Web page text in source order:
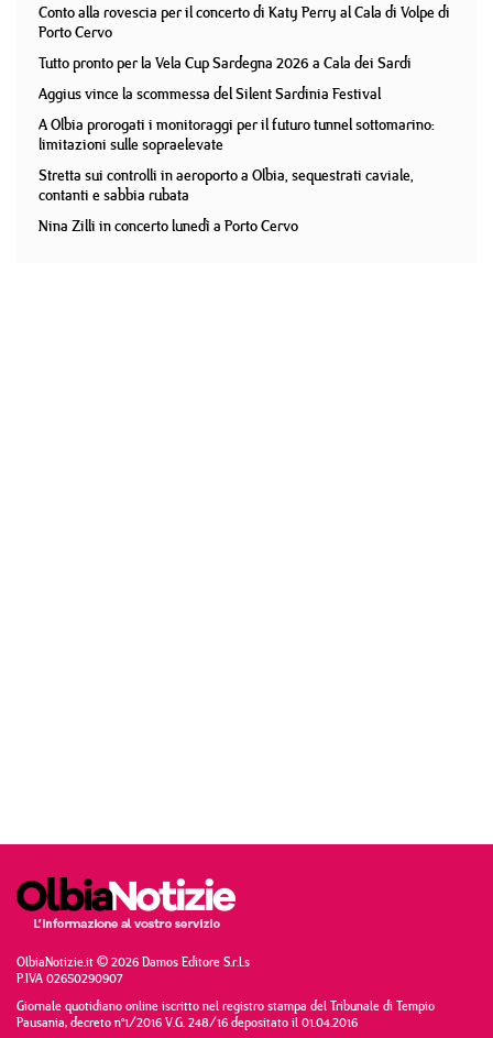
Conto alla rovescia per il concerto di Katy Perry al Cala di Volpe di
Porto Cervo
Tutto pronto per la Vela Cup Sardegna 2026 a Cala dei Sardi
Aggius vince la scommessa del Silent Sardinia Festival
A Olbia prorogati i monitoraggi per il futuro tunnel sottomarino:
limitazioni sulle sopraelevate
Stretta sui controlli in aeroporto a Olbia, sequestrati caviale,
contanti e sabbia rubata
Nina Zilli in concerto lunedì a Porto Cervo
OlbiaNotizie.it © 2026 Damos Editore S.r.l.s
P.IVA 02650290907
Giornale quotidiano online iscritto nel registro stampa del Tribunale di Tempio
Pausania, decreto n°1/2016 V.G. 248/16 depositato il 01.04.2016